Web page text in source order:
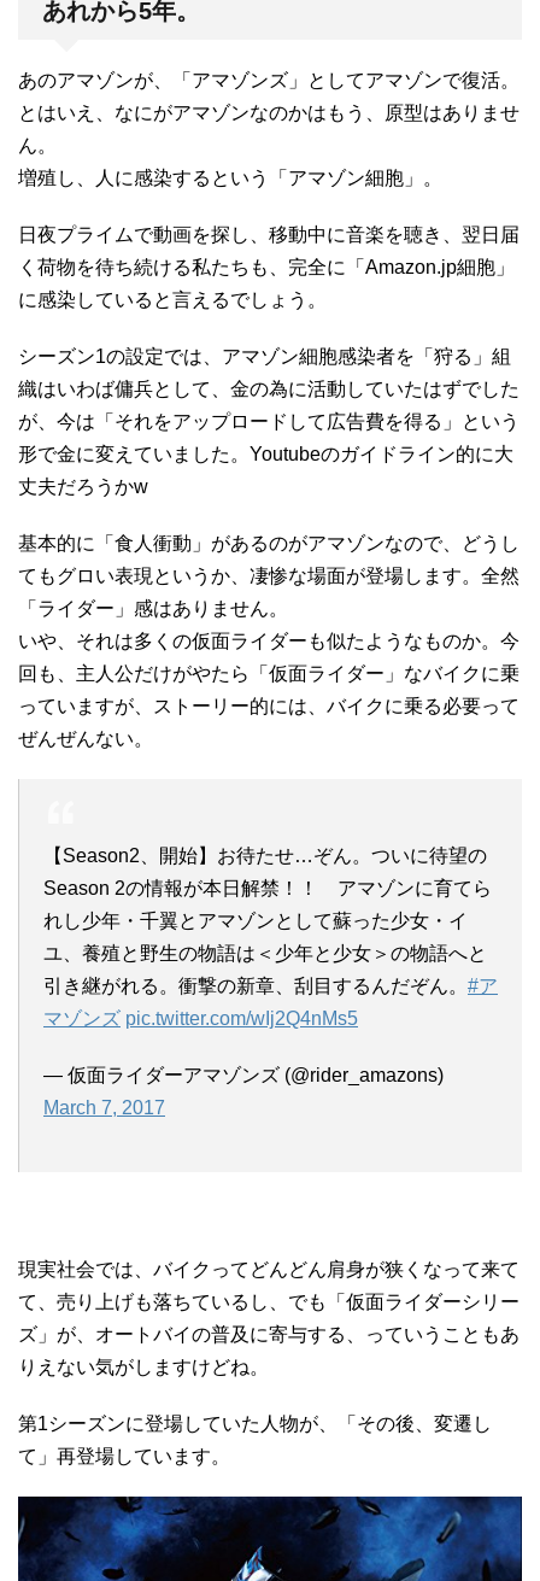
あれから5年。
あのアマゾンが、「アマゾンズ」としてアマゾンで復活。
とはいえ、なにがアマゾンなのかはもう、原型はありませ
ん。
増殖し、人に感染するという「アマゾン細胞」。
日夜プライムで動画を探し、移動中に音楽を聴き、翌日届
く荷物を待ち続ける私たちも、完全に「Amazon.jp細胞」
に感染していると言えるでしょう。
シーズン1の設定では、アマゾン細胞感染者を「狩る」組
織はいわば傭兵として、金の為に活動していたはずでした
が、今は「それをアップロードして広告費を得る」という
形で金に変えていました。Youtubeのガイドライン的に大
丈夫だろうかw
基本的に「食人衝動」があるのがアマゾンなので、どうし
てもグロい表現というか、凄惨な場面が登場します。全然
「ライダー」感はありません。
いや、それは多くの仮面ライダーも似たようなものか。今
回も、主人公だけがやたら「仮面ライダー」なバイクに乗
っていますが、ストーリー的には、バイクに乗る必要って
ぜんぜんない。
【Season2、開始】お待たせ…ぞん。ついに待望の
Season 2の情報が本日解禁！！ アマゾンに育てら
れし少年・千翼とアマゾンとして蘇った少女・イ
ユ、養殖と野生の物語は＜少年と少女＞の物語へと
引き継がれる。衝撃の新章、刮目するんだぞん。 #ア
マゾンズ pic.twitter.com/wIj2Q4nMs5
— 仮面ライダーアマゾンズ (@rider_amazons)
March 7, 2017
現実社会では、バイクってどんどん肩身が狭くなって来て
て、売り上げも落ちているし、でも「仮面ライダーシリー
ズ」が、オートバイの普及に寄与する、っていうこともあ
りえない気がしますけどね。
第1シーズンに登場していた人物が、「その後、変遷し
て」再登場しています。